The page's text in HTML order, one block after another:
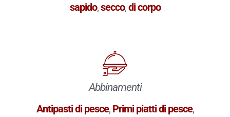
sapido,secco,di corpo
Abbinamenti
Antipasti di pesce, Primi piatti di pesce,